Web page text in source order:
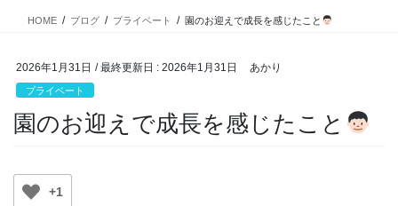
HOME ブログ プライベート 園のお迎えで成長を感じたこと
2026年1月31日 / 最終更新日 : 2026年1月31日 あかり
プライベート
園のお迎えで成長を感じたこと
+1